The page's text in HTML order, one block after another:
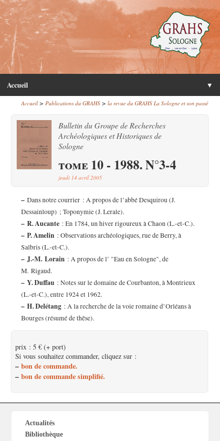
Accueil ▼
Accueil> Publications du GRAHS> la revue du GRAHS La Sologne et son passé
Bulletin du Groupe de Recherches
Archéologiques et Historiques de
Sologne
tome 10 - 1988. N°3-4
jeudi 14 avril 2005
–Dans notre courrier : A propos de l’abbé Desquirou (J.
Dessainloup) ; Toponymie (J. Lerale).
– R. Aucante: En 1784, un hiver rigoureux à Chaon (L.-et-C.).
– P. Amelin : Observations archéologiques, rue de Berry, à
Salbris (L.-et-C.).
– J.-M. Lorain : A propos de l’ "Eau en Sologne", de
M. Rigaud.
– Y. Duffau : Notes sur le domaine de Courbanton, à Montrieux
(L.-et-C.), entre 1924 et 1962.
– H. Delétang: A la recherche de la voie romaine d’Orléans à
Bourges (résumé de thêse).
prix : 5 € (+ port)
Si vous souhaitez commander, cliquez sur :
– bon de commande.
– bon de commande simplifié.
Actualités
Bibliothèque